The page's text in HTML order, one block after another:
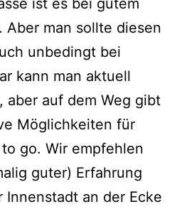
Aber man sollte diesen
unbedingt bei
kann man aktuell
aber auf dem Weg gibt
Möglichkeiten für
go. Wir empfehlen
guter) Erfahrung
Innenstadt an der Ecke